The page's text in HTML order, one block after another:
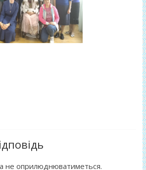
не оприлюднюватиметься.